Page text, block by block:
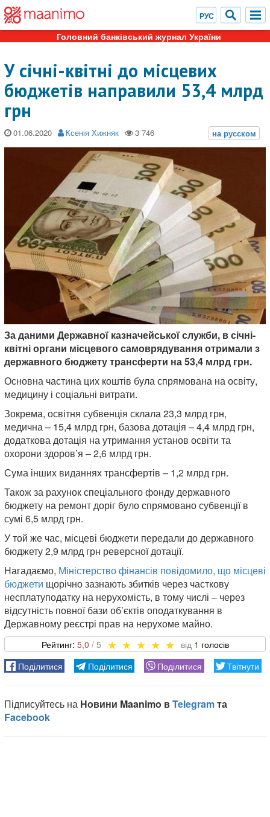
Головний банківський журнал України
У січні-квітні до місцевих
бюджетів направили 53,4 млрд
грн
01.06.2020 Ксенія Хижняк
За даними Державної казначейської служби, в січні-
квітні органи місцевого самоврядування отримали з
державного бюджету трансферти на 53,4 млрд грн.
Основна частина цих коштів була спрямована на освіту,
медицину і соціальні витрати.
Зокрема, освітня субвенція склала 23,3 млрд грн,
медична – 15,4 млрд грн, базова дотація – 4,4 млрд грн,
додаткова дотація на утримання установ освіти та
охорони здоров’я – 2,6 млрд грн.
Сума інших виданнях трансфертів – 1,2 млрд грн.
Також за рахунок спеціального фонду державного
бюджету на ремонт доріг було спрямовано субвенції в
сумі 6,5 млрд грн.
У той же час, місцеві бюджети передали до державного
бюджету 2,9 млрд грн реверсної дотації.
Нагадаємо, Міністерство фінансів повідомило, що місцеві
бюджети щорічно зазнають збитків через часткову
несплатуподатку на нерухомість, в тому числі – через
відсутність повної бази об’єктів оподаткування в
Державному реєстрі прав на нерухоме майно.
5,0 1